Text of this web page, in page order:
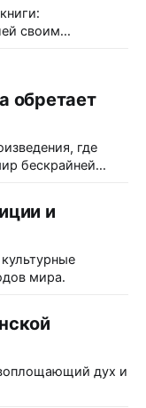
своим
обретает
где
бескрайней
и
мира.
дух и